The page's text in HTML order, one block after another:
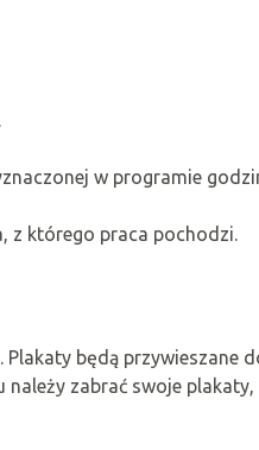
w programie
z którego praca pochodzi.
będą przywieszane
zabrać swoje